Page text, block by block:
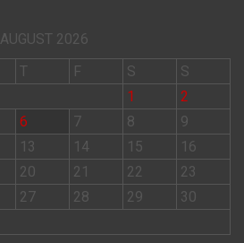
AUGUST 2026
T F S
S
1
2
6 7 8
9
13 14 15
16
20 21 22
23
27 28 29
30